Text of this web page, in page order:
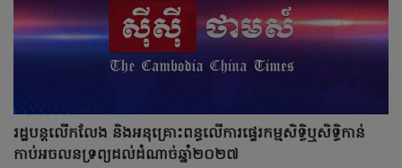
រដ្ឋបន្តលើកលែង និងអនុគ្រោះពន្ធលើការផ្ទេរកម្មសិទ្ធិឬសិទ្ធិកាន់
កាប់អចលនទ្រព្យដល់ដំណាច់ឆ្នាំ២០២៧